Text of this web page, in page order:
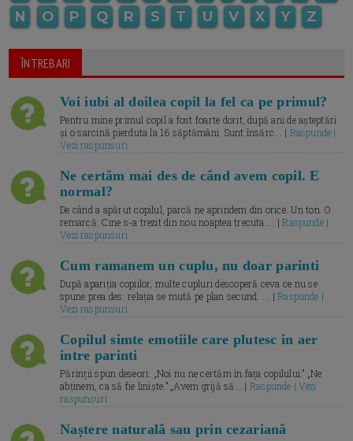
N
O P Q R S T U V X Y Z
ÎNTREBARI
Voi iubi al doilea copil la fel ca pe primul?
Pentru mine primul copil a fost foarte dorit, după ani de așteptări
și o sarcină pierduta la 16 săptămâni. Sunt însărc... | Raspunde |
Vezi raspunsuri
Ne certăm mai des de când avem copil. E
normal?
De când a apărut copilul, parcă ne aprindem din orice. Un ton. O
remarcă. Cine s-a trezit din nou noaptea trecuta.... |Raspunde |
Vezi raspunsuri
Cum ramanem un cuplu, nu doar parinti
După apariția copiilor, multe cupluri descoperă ceva ce nu se
spune prea des: relația se mută pe plan secund. ... |Raspunde |
Vezi raspunsuri
Copilul simte emotiile care plutesc in aer
intre parinti
Părinții spun deseori: „Noi nu ne certăm în fața copilului.” „Ne
abținem, ca să fie liniște.” „Avem grijă să... | Raspunde | Vezi
raspunsuri
Naștere naturală sau prin cezariană